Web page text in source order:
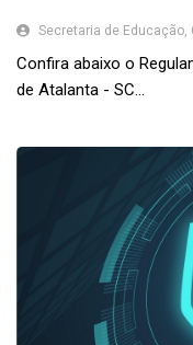
Secretaria de Educação,
Confira abaixo o
de Atalanta - SC...